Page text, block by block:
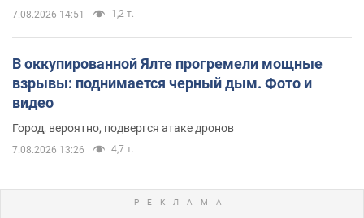
7.08.2026 14:51 1,2 т.
В оккупированной Ялте прогремели мощные
взрывы: поднимается черный дым. Фото и
видео
Город, вероятно, подвергся атаке дронов
7.08.2026 13:26 4,7 т.